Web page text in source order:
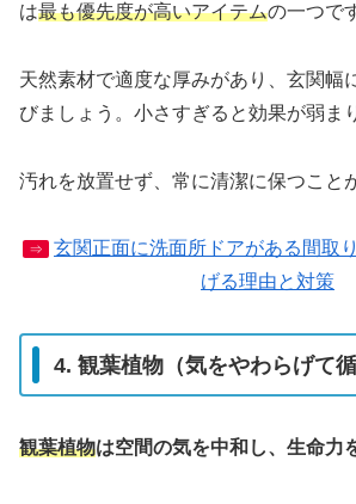
は最も優先度が高いアイテムの一つで
天然素材で適度な厚みがあり、玄関幅
びましょう。小さすぎると効果が弱ま
汚れを放置せず、常に清潔に保つこと
⇒
玄関正面に洗面所ドアがある間取
げる理由と対策
4. 観葉植物（気をやわらげて循
観葉植物は空間の気を中和し、生命力